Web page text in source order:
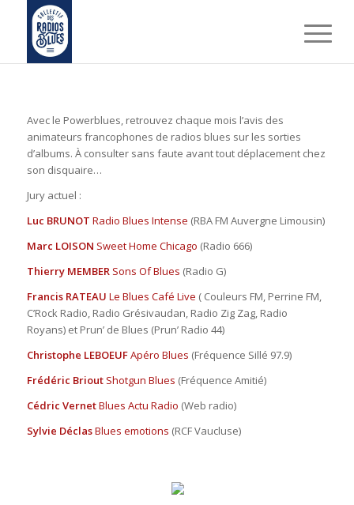
Avec le Powerblues, retrouvez chaque mois l’avis des
animateurs francophones de radios blues sur les sorties
d’albums. À consulter sans faute avant tout déplacement chez
son disquaire…
Jury actuel :
Luc BRUNOT Radio Blues Intense (RBA FM Auvergne Limousin)
Marc LOISON Sweet Home Chicago (Radio 666)
Thierry MEMBER Sons Of Blues (Radio G)
Francis RATEAU Le Blues Café Live ( Couleurs FM, Perrine FM,
C’Rock Radio, Radio Grésivaudan, Radio Zig Zag, Radio
Royans) et Prun’ de Blues (Prun’ Radio 44)
Christophe LEBOEUFApéro Blues (Fréquence Sillé 97.9)
Frédéric Briout Shotgun Blues (Fréquence Amitié)
Cédric VernetBlues Actu Radio (Web radio)
Sylvie DéclasBlues emotions (RCF Vaucluse)